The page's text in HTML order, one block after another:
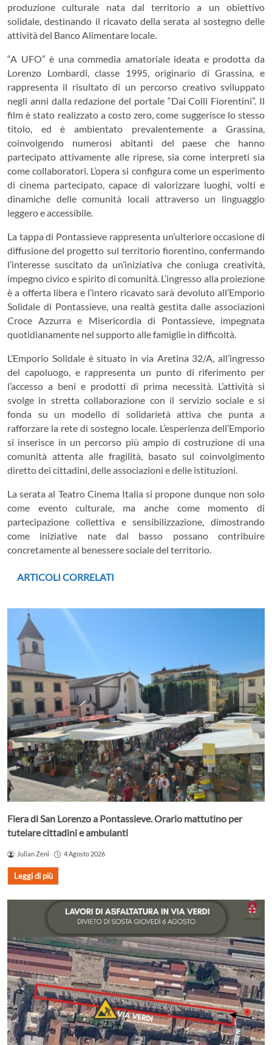
produzione culturale nata dal territorio a un obiettivo
solidale, destinando il ricavato della serata al sostegno delle
attività del Banco Alimentare locale.
“A UFO” è una commedia amatoriale ideata e prodotta da
Lorenzo Lombardi, classe 1995, originario di Grassina, e
rappresenta il risultato di un percorso creativo sviluppato
negli anni dalla redazione del portale “Dai Colli Fiorentini”. Il
film è stato realizzato a costo zero, come suggerisce lo stesso
titolo, ed è ambientato prevalentemente a Grassina,
coinvolgendo numerosi abitanti del paese che hanno
partecipato attivamente alle riprese, sia come interpreti sia
come collaboratori. L’opera si configura come un esperimento
di cinema partecipato, capace di valorizzare luoghi, volti e
dinamiche delle comunità locali attraverso un linguaggio
leggero e accessibile.
La tappa di Pontassieve rappresenta un’ulteriore occasione di
diffusione del progetto sul territorio fiorentino, confermando
l’interesse suscitato da un’iniziativa che coniuga creatività,
impegno civico e spirito di comunità. L’ingresso alla proiezione
è a offerta libera e l’intero ricavato sarà devoluto all’Emporio
Solidale di Pontassieve, una realtà gestita dalle associazioni
Croce Azzurra e Misericordia di Pontassieve, impegnata
quotidianamente nel supporto alle famiglie in difficoltà.
L’Emporio Solidale è situato in via Aretina 32/A, all’ingresso
del capoluogo, e rappresenta un punto di riferimento per
l’accesso a beni e prodotti di prima necessità. L’attività si
svolge in stretta collaborazione con il servizio sociale e si
fonda su un modello di solidarietà attiva che punta a
rafforzare la rete di sostegno locale. L’esperienza dell’Emporio
si inserisce in un percorso più ampio di costruzione di una
comunità attenta alle fragilità, basato sul coinvolgimento
diretto dei cittadini, delle associazioni e delle istituzioni.
La serata al Teatro Cinema Italia si propone dunque non solo
come evento culturale, ma anche come momento di
partecipazione collettiva e sensibilizzazione, dimostrando
come iniziative nate dal basso possano contribuire
concretamente al benessere sociale del territorio.
ARTICOLI CORRELATI
Fiera di San Lorenzo a Pontassieve. Orario mattutino per
tutelare cittadini e ambulanti
Julian Zeni 4 Agosto 2026
Leggi di più